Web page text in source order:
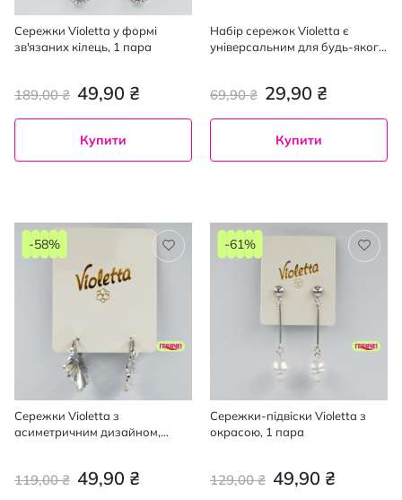
Сережки Violetta у формі
зв'язаних кілець, 1 пара
49,90 ₴
189,00 ₴
Купити
Набір сережок Violetta є
універсальним для будь-якого
29,90 ₴
69,90 ₴
Купити
Сережки Violetta з
асиметричним дизайном,
49,90 ₴
119,00 ₴
-58%
Сережки-підвіски Violetta з
окрасою, 1 пара
49,90 ₴
129,00 ₴
-61%